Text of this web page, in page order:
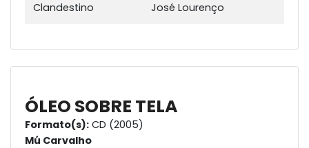
Clandestino José Lourenço
ÓLEO SOBRE TELA
Formato(s): CD (2005)
Mú Carvalho